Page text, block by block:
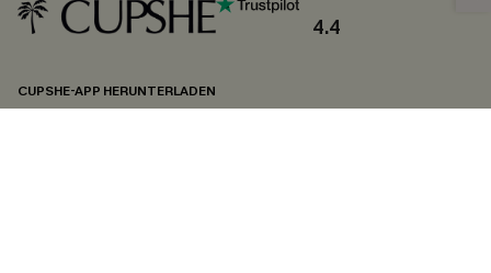
4.4
CUPSHE-APP HERUNTERLADEN